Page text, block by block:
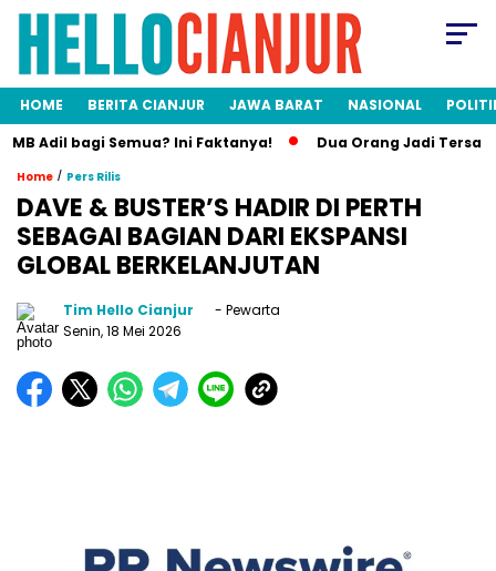
HOME BERITA CIANJUR JAWA BARAT NASIONAL
bagi Semua? Ini Faktanya!
Dua Orang Jadi Tersangka
Home / Pers Rilis
DAVE & BUSTER’S HADIR DI PERTH
SEBAGAI BAGIAN DARI EKSPANSI
GLOBAL BERKELANJUTAN
Tim Hello Cianjur
- Pewarta
Senin, 18 Mei 2026